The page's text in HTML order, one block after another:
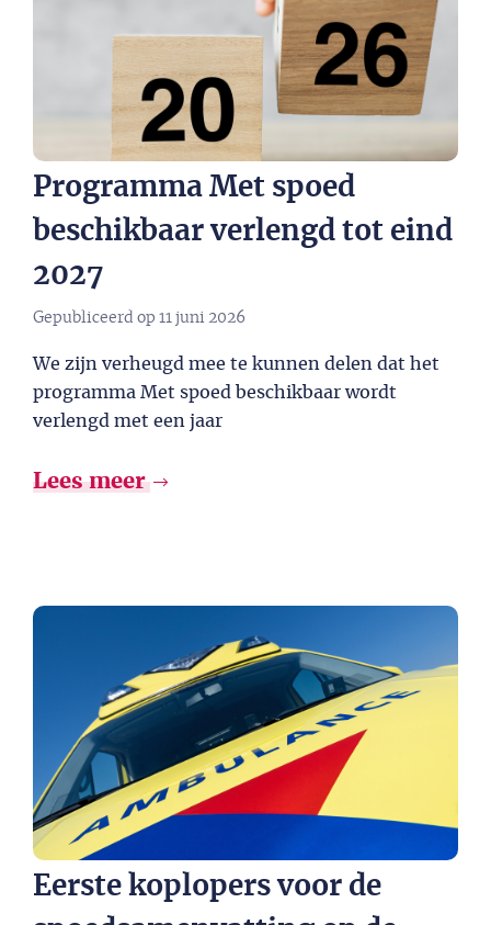
Programma Met spoed
beschikbaar verlengd tot eind
2027​
Gepubliceerd op 11 juni 2026
We zijn verheugd mee te kunnen delen dat het
programma Met spoed beschikbaar wordt
verlengd met een jaar
Lees meer
Eerste koplopers voor de